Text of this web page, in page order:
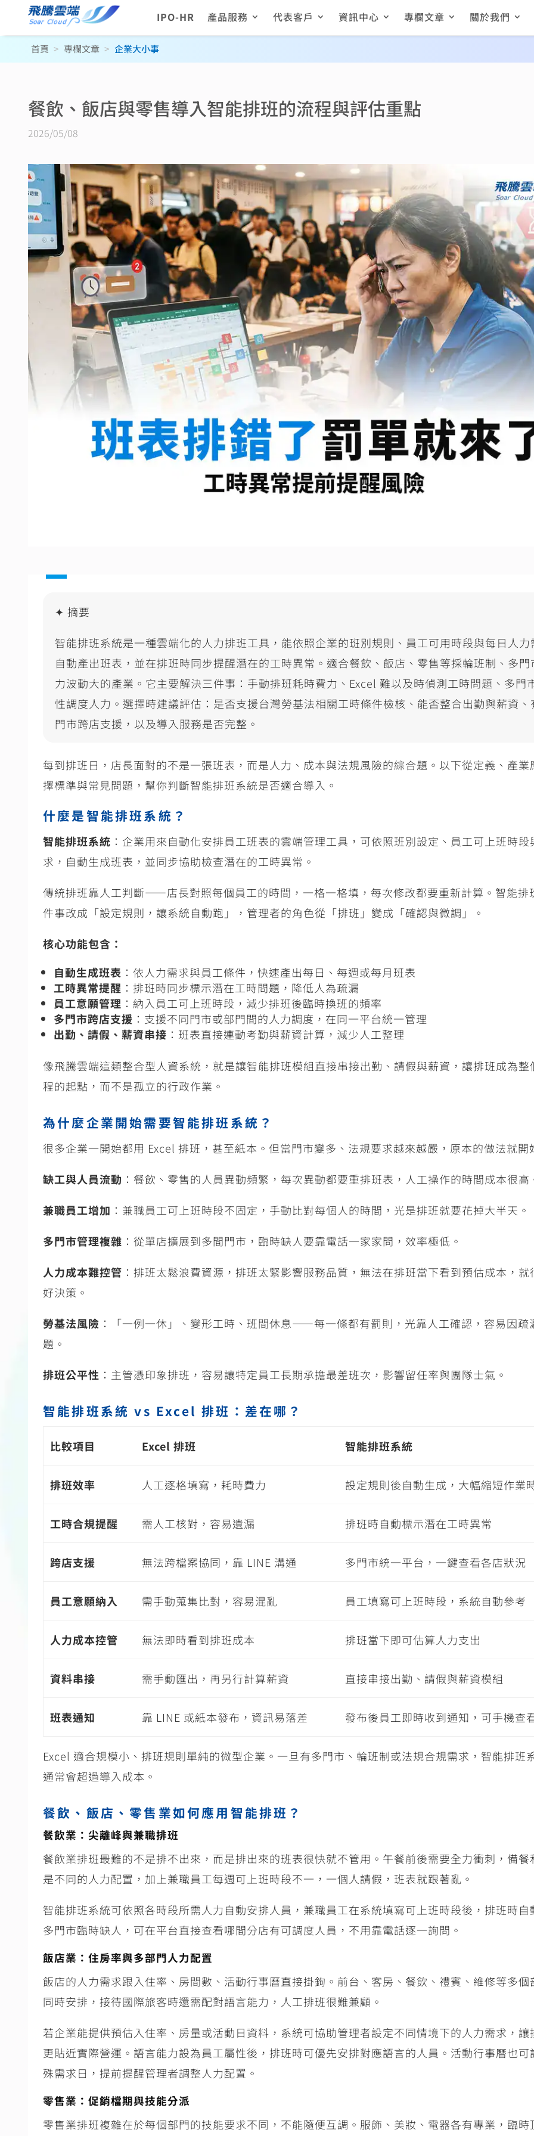
IPO-HR 產品服務 代表客戶 資訊中心 專欄文章 關於我們
首頁 > 專欄文章 > 企業大小事
餐飲、飯店與零售導入智能排班的流程與評估重點
2026/05/08
✦ 摘要
智能排班系統是一種雲端化的人力排班工具，能依照企業的班別規則、員工可用時段與每日人力
自動產出班表，並在排班時同步提醒潛在的工時異常。適合餐飲、飯店、零售等採輪班制、多門
力波動大的產業。它主要解決三件事：手動排班耗時費力、 Excel 難以及時偵測工時問題、多門
性調度人力。選擇時建議評估：是否支援台灣勞基法相關工時條件檢核、能否整合出勤與薪資、
門市跨店支援，以及導入服務是否完整。
每到排班日，店長面對的不是一張班表，而是人力、成本與法規風險的綜合題。以下從定義、產業
擇標準與常見問題，幫你判斷智能排班系統是否適合導入。
什麼是智能排班系統？
智能排班系統 ：企業用來自動化安排員工班表的雲端管理工具，可依照班別設定、員工可上班時段
求，自動生成班表，並同步協助檢查潛在的工時異常。
傳統排班靠人工判斷——店長對照每個員工的時間，一格一格填，每次修改都要重新計算。智能排
件事改成「設定規則，讓系統自動跑」，管理者的角色從「排班」變成「確認與微調」。
核心功能包含：
自動生成班表 ：依人力需求與員工條件，快速產出每日、每週或每月班表
工時異常提醒 ：排班時同步標示潛在工時問題，降低人為疏漏
員工意願管理 ：納入員工可上班時段，減少排班後臨時換班的頻率
多門市跨店支援 ：支援不同門市或部門間的人力調度，在同一平台統一管理
出勤、請假、薪資串接 ：班表直接連動考勤與薪資計算，減少人工整理
像飛騰雲端這類整合型人資系統，就是讓智能排班模組直接串接出勤、請假與薪資，讓排班成為整
程的起點，而不是孤立的行政作業。
為什麼企業開始需要智能排班系統？
很多企業一開始都用 Excel 排班，甚至紙本。但當門市變多、法規要求越來越嚴，原本的做法就開
缺工與人員流動 ：餐飲、零售的人員異動頻繁，每次異動都要重排班表，人工操作的時間成本很高
兼職員工增加 ：兼職員工可上班時段不固定，手動比對每個人的時間，光是排班就要花掉大半天。
多門市管理複雜 ：從單店擴展到多間門市，臨時缺人要靠電話一家家問，效率極低。
人力成本難控管 ：排班太鬆浪費資源，排班太緊影響服務品質，無法在排班當下看到預估成本，就
好決策。
勞基法風險 ：「一例一休」、變形工時、班間休息——每一條都有罰則，光靠人工確認，容易因疏
題。
排班公平性 ：主管憑印象排班，容易讓特定員工長期承擔最差班次，影響留任率與團隊士氣。
智能排班系統 vs Excel 排班：差在哪？
比較項目 Excel 排班 智能排班系統
排班效率 人工逐格填寫，耗時費力 設定規則後自動生成，大幅縮短作業
工時合規提醒 需人工核對，容易遺漏 排班時自動標示潛在工時異常
跨店支援 無法跨檔案協同，靠 LINE 溝通 多門市統一平台，一鍵查看各店狀況
員工意願納入 需手動蒐集比對，容易混亂 員工填寫可上班時段，系統自動參考
人力成本控管 無法即時看到排班成本 排班當下即可估算人力支出
資料串接 需手動匯出，再另行計算薪資 直接串接出勤、請假與薪資模組
班表通知 靠 LINE 或紙本發布，資訊易落差 發布後員工即時收到通知，可手機查
Excel 適合規模小、排班規則單純的微型企業。一旦有多門市、輪班制或法規合規需求，智能排班
通常會超過導入成本。
餐飲、飯店、零售業如何應用智能排班？
餐飲業：尖離峰與兼職排班
餐飲業排班最難的不是排不出來，而是排出來的班表很快就不管用。午餐前後需要全力衝刺，備餐
是不同的人力配置，加上兼職員工每週可上班時段不一，一個人請假，班表就跟著亂。
智能排班系統可依照各時段所需人力自動安排人員，兼職員工在系統填寫可上班時段後，排班時自
多門市臨時缺人，可在平台直接查看哪間分店有可調度人員，不用靠電話逐一詢問。
飯店業：住房率與多部門人力配置
飯店的人力需求跟入住率、房間數、活動行事曆直接掛鉤。前台、客房、餐飲、禮賓、維修等多個
同時安排，接待國際旅客時還需配對語言能力，人工排班很難兼顧。
若企業能提供預估入住率、房量或活動日資料，系統可協助管理者設定不同情境下的人力需求，讓
更貼近實際營運。語言能力設為員工屬性後，排班時可優先安排對應語言的人員。活動行事曆也可
殊需求日，提前提醒管理者調整人力配置。
零售業：促銷檔期與技能分派
零售業排班複雜在於每個部門的技能要求不同，不能隨便互調。服飾、美妝、電器各有專業，臨時